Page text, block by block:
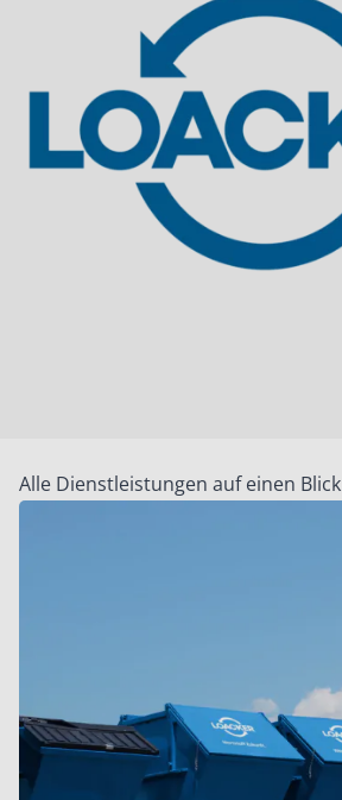
Alle Dienstleistungen auf einen Blick